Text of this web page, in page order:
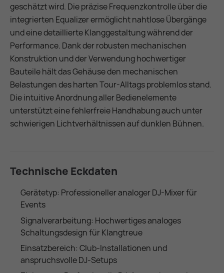
geschätzt wird. Die präzise Frequenzkontrolle über die
integrierten Equalizer ermöglicht nahtlose Übergänge
und eine detaillierte Klanggestaltung während der
Performance. Dank der robusten mechanischen
Konstruktion und der Verwendung hochwertiger
Bauteile hält das Gehäuse den mechanischen
Belastungen des harten Tour-Alltags problemlos stand.
Die intuitive Anordnung aller Bedienelemente
unterstützt eine fehlerfreie Handhabung auch unter
schwierigen Lichtverhältnissen auf dunklen Bühnen.
Technische Eckdaten
Gerätetyp: Professioneller analoger DJ-Mixer für
Events
Signalverarbeitung: Hochwertiges analoges
Schaltungsdesign für Klangtreue
Einsatzbereich: Club-Installationen und
anspruchsvolle DJ-Setups